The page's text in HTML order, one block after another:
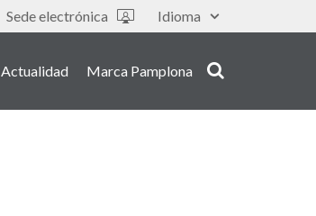
Idioma
Sede electrónica
Actualidad Marca Pamplona